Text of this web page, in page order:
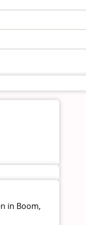
in Boom,